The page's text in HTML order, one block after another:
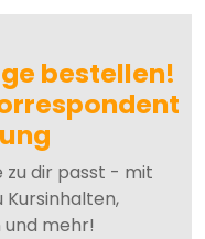
bestellen!
zu dir passt - mit
mehr!